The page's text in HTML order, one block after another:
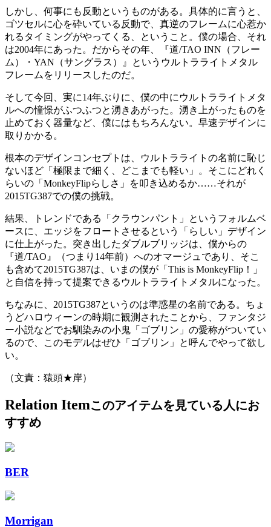
しかし、何事にも反動というものがある。具体的に言うと、
ゴツセルに心を砕いている反動で、真逆のフレームに心惹か
れるタイミングがやってくる、ということ。僕の場合、それ
は2004年にあった。だからその年、『道/TAO INN（フレー
ム）・YAN（サングラス）』というウルトラライトメタル
フレームをリリースしたのだ。
そして今回、実に14年ぶりに、僕の中にウルトラライトメタ
ルへの憧憬がふつふつと湧きあがった。湧き上がったものを
止めておく器量など、僕にはもちろんない。早速デザインに
取りかかる。
根本のデザインコンセプトは、ウルトラライトの名前に恥じ
ないほど「極限まで細く、どこまでも軽い」。そこにどれく
らいの「MonkeyFlipらしさ」を叩き込めるか……それが
2015TG387での僕の挑戦。
結果、トレンドである「クラウンパント」というフォルムベ
ースに、エッジをフロートさせるという「らしい」デザイン
に仕上がった。突き出したダブルブリッジは、僕からの
『道/TAO』（つまり14年前）へのオマージュであり、そこ
も含めて2015TG387は、いまの僕が「This is MonkeyFlip！」
と自信を持って提案できるウルトラライトメタルになった。
ちなみに、2015TG387というのは準惑星の名前である。ちょ
うどハロウィーンの時期に観測されたことから、ファンタジ
ー小説などでお馴染みの小鬼「ゴブリン」の愛称がついてい
るので、このモデルはぜひ「ゴブリン」と呼んでやって欲し
い。
（文責：猿頭★岸）
Relation Itemこのアイテムを見ている人にお
すすめ
BER
Morrigan